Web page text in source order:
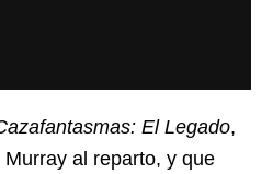
El Legado,
al reparto, y que